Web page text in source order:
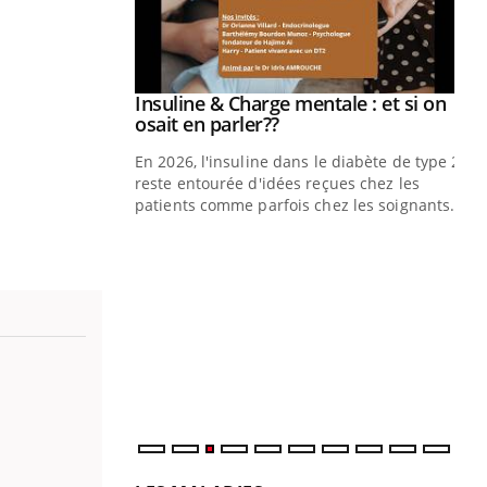
Youtube
Insuline & Charge mentale : et si on
osait en parler??Youtube
En 2026, l'insuline dans le diabète de type 2
reste entourée d'idées reçues chez les
patients comme parfois chez les soignants.